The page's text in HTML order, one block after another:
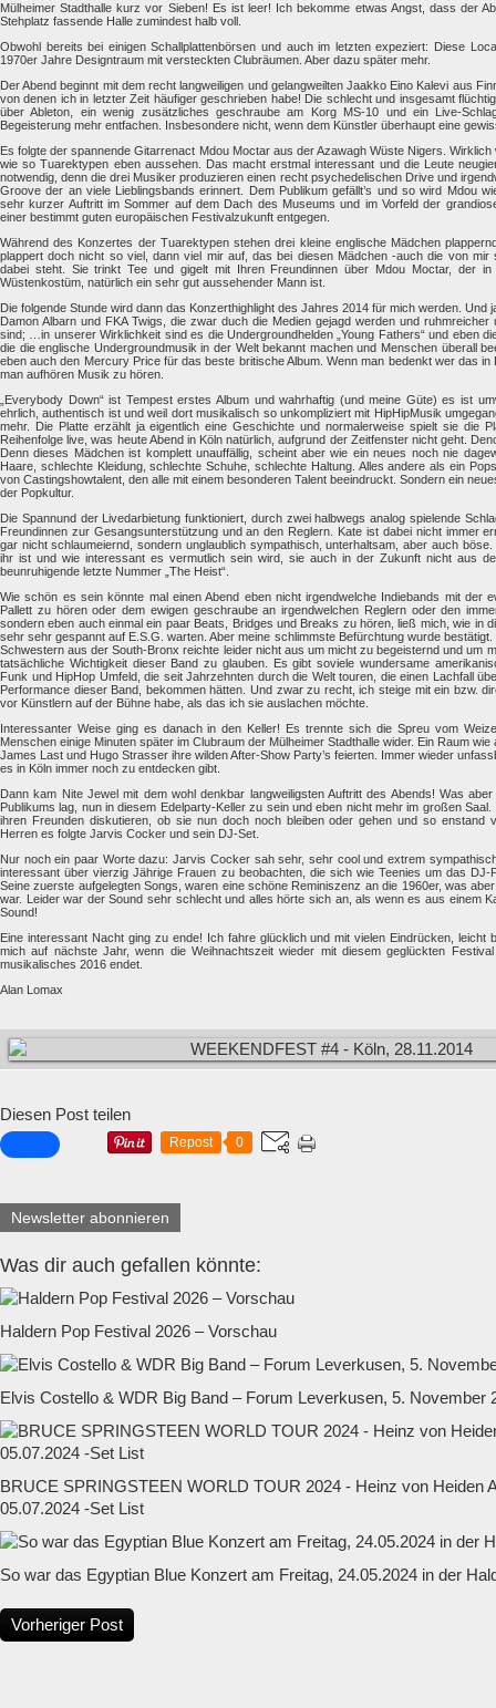
Mülheimer Stadthalle kurz vor Sieben! Es ist leer! Ich bekomme etwas Angst, dass der
Stehplatz fassende Halle zumindest halb voll.
Obwohl bereits bei einigen Schallplattenbörsen und auch im letzten expeziert: Diese
1970er Jahre Designtraum mit versteckten Clubräumen. Aber dazu später mehr.
Der Abend beginnt mit dem recht langweiligen und gelangweilten Jaakko Eino Kalevi aus
von denen ich in letzter Zeit häufiger geschrieben habe! Die schlecht und insgesamt
über Ableton, ein wenig zusätzliches geschraube am Korg MS-10 und ein Live-
Begeisterung mehr entfachen. Insbesondere nicht, wenn dem Künstler überhaupt eine
Es folgte der spannende Gitarrenact Mdou Moctar aus der Azawagh Wüste Nigers.
wie so Tuarektypen eben aussehen. Das macht erstmal interessant und die Leute
notwendig, denn die drei Musiker produzieren einen recht psychedelischen Drive und
Groove der an viele Lieblingsbands erinnert. Dem Publikum gefällt’s und so wird Mdou
sehr kurzer Auftritt im Sommer auf dem Dach des Museums und im Vorfeld der
einer bestimmt guten europäischen Festivalzukunft entgegen.
Während des Konzertes der Tuarektypen stehen drei kleine englische Mädchen
plappert doch nicht so viel, dann viel mir auf, das bei diesen Mädchen -auch die von mir
dabei steht. Sie trinkt Tee und gigelt mit Ihren Freundinnen über Mdou Moctar, der in
Wüstenkostüm, natürlich ein sehr gut aussehender Mann ist.
Die folgende Stunde wird dann das Konzerthighlight des Jahres 2014 für mich werden. Und
Damon Albarn und FKA Twigs, die zwar duch die Medien gejagd werden und
sind; …in unserer Wirklichkeit sind es die Undergroundhelden „Young Fathers“ und eben
die die englische Undergroundmusik in der Welt bekannt machen und Menschen überall
eben auch den Mercury Price für das beste britische Album. Wenn man bedenkt wer das
man aufhören Musik zu hören.
„Everybody Down“ ist Tempest erstes Album und wahrhaftig (und meine Güte) es ist
ehrlich, authentisch ist und weil dort musikalisch so unkompliziert mit HipHipMusik
mehr. Die Platte erzählt ja eigentlich eine Geschichte und normalerweise spielt sie die
Reihenfolge live, was heute Abend in Köln natürlich, aufgrund der Zeitfenster nicht geht.
Denn dieses Mädchen ist komplett unauffällig, scheint aber wie ein neues noch nie
Haare, schlechte Kleidung, schlechte Schuhe, schlechte Haltung. Alles andere als ein
von Castingshowtalent, den alle mit einem besonderen Talent beeindruckt. Sondern ein
der Popkultur.
Die Spannund der Livedarbietung funktioniert, durch zwei halbwegs analog spielende
Freundinnen zur Gesangsunterstützung und an den Reglern. Kate ist dabei nicht immer
gar nicht schlaumeiernd, sondern unglaublich sympathisch, unterhaltsam, aber auch
ihr ist und wie interessant es vermutlich sein wird, sie auch in der Zukunft nicht aus
beunruhigende letzte Nummer „The Heist“.
Wie schön es sein könnte mal einen Abend eben nicht irgendwelche Indiebands mit der
Pallett zu hören oder dem ewigen geschraube an irgendwelchen Reglern oder den
sondern eben auch einmal ein paar Beats, Bridges und Breaks zu hören, ließ mich, wie in
sehr sehr gespannt auf E.S.G. warten. Aber meine schlimmste Befürchtung wurde
Schwestern aus der South-Bronx reichte leider nicht aus um micht zu begeisternd und um
tatsächliche Wichtigkeit dieser Band zu glauben. Es gibt soviele wundersame
Funk und HipHop Umfeld, die seit Jahrzehnten durch die Welt touren, die einen Lachfall
Performance dieser Band, bekommen hätten. Und zwar zu recht, ich steige mit ein bzw.
vor Künstlern auf der Bühne habe, als das ich sie auslachen möchte.
Interessanter Weise ging es danach in den Keller! Es trennte sich die Spreu vom
Menschen einige Minuten später im Clubraum der Mülheimer Stadthalle wider. Ein Raum
James Last und Hugo Strasser ihre wilden After-Show Party’s feierten. Immer wieder
es in Köln immer noch zu entdecken gibt.
Dann kam Nite Jewel mit dem wohl denkbar langweiligsten Auftritt des Abends! Was
Publikums lag, nun in diesem Edelparty-Keller zu sein und eben nicht mehr im großen
ihren Freunden diskutieren, ob sie nun doch noch bleiben oder gehen und so enstand
Herren es folgte Jarvis Cocker und sein DJ-Set.
Nur noch ein paar Worte dazu: Jarvis Cocker sah sehr, sehr cool und extrem
interessant über vierzig Jährige Frauen zu beobachten, die sich wie Teenies um das DJ-
Seine zuerste aufgelegten Songs, waren eine schöne Reminiszenz an die 1960er, was
war. Leider war der Sound sehr schlecht und alles hörte sich an, als wenn es aus einem
Sound!
Eine interessant Nacht ging zu ende! Ich fahre glücklich und mit vielen Eindrücken, leicht
mich auf nächste Jahr, wenn die Weihnachtszeit wieder mit diesem geglückten
musikalisches 2016 endet.
Alan Lomax
Diesen Post teilen
Repost 0
Newsletter abonnieren
Was dir auch gefallen könnte:
Haldern Pop Festival 2026 – Vorschau
Elvis Costello & WDR Big Band – Forum Leverkusen, 5. November
BRUCE SPRINGSTEEN WORLD TOUR 2024 - Heinz von Heiden
05.07.2024 -Set List
So war das Egyptian Blue Konzert am Freitag, 24.05.2024 in der
Vorheriger Post